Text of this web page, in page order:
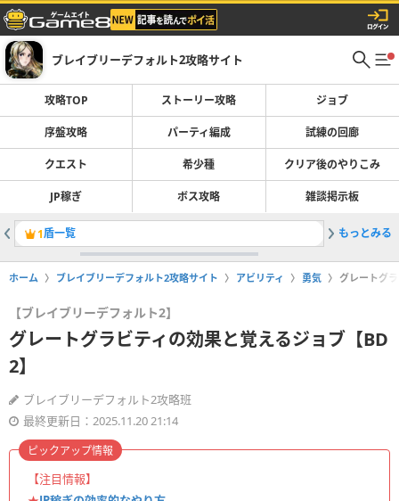
ブレイブリーデフォルト2攻略サイト
攻略TOP ストーリー攻略 ジョブ
序盤攻略 パーティ編成 試練の回廊
クエスト 希少種 クリア後のやりこみ
JP稼ぎ ボス攻略 雑談掲示板
1盾一覧 2アスラ
もっとみる
ホーム ブレイブリーデフォルト2攻略サイト アビリティ 勇気 グレートグ
【ブレイブリーデフォルト2】
グレートグラビティの効果と覚えるジョブ【BD
2】
ブレイブリーデフォルト2攻略班
最終更新日：2025.11.20 21:14
【注目情報】
ピックアップ情報